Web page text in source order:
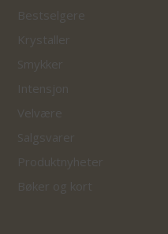
Bestselgere
Krystaller
Smykker
Intensjon
Velvære
Salgsvarer
Produktnyheter
Bøker og kort